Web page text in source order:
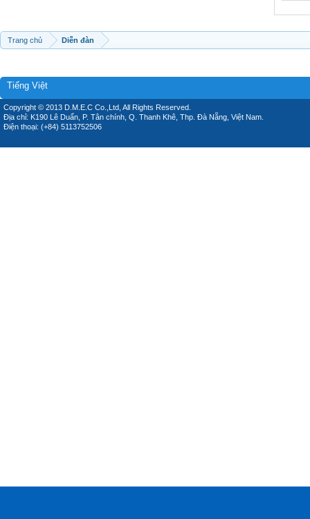
Trang chủ Diễn đàn
Tiếng Việt
Copyright © 2013 D.M.E.C Co.,Ltd, All Rights Reserved.
Địa chỉ: K190 Lê Duẩn, P. Tân chính, Q. Thanh Khê, Thp. Đà Nẵng, Việt Nam.
Điện thoại: (+84) 5113752506